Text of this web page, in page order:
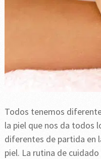
Todos tenemos
la piel que nos da todos
diferentes de partida en
piel. La rutina de